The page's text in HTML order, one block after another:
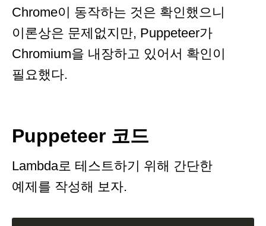
Chrome이 동작하는 것은 확인했으니
이론상은 문제없지만, Puppeteer가
Chromium을 내장하고 있어서 확인이
필요했다.
Puppeteer 코드
Lambda로 테스트하기 위해 간단한
예제를 작성해 보자.